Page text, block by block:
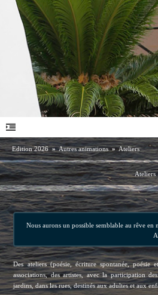
Edition 2026» Autres animations » Ateliers
Ateliers
Nous aurons un possible semblable au rêve en
Des ateliers (poésie, écriture spontanée, poésie
associations, des artistes, avec la participation
jardins, dans les rues, destinés aux adultes et aux